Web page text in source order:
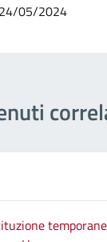
24/05/2024